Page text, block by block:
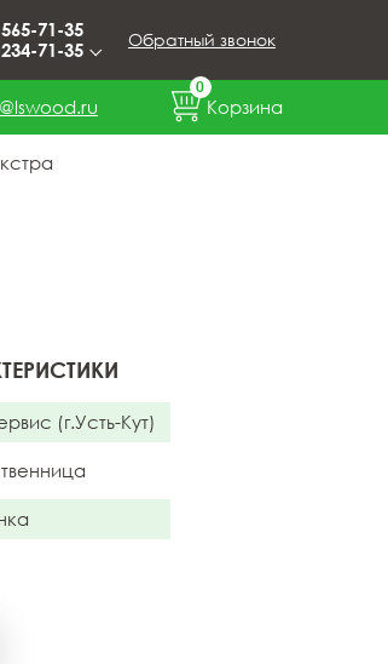
71-35
71-35
Обратный звонок
0
Корзина
(г.Усть-Кут)